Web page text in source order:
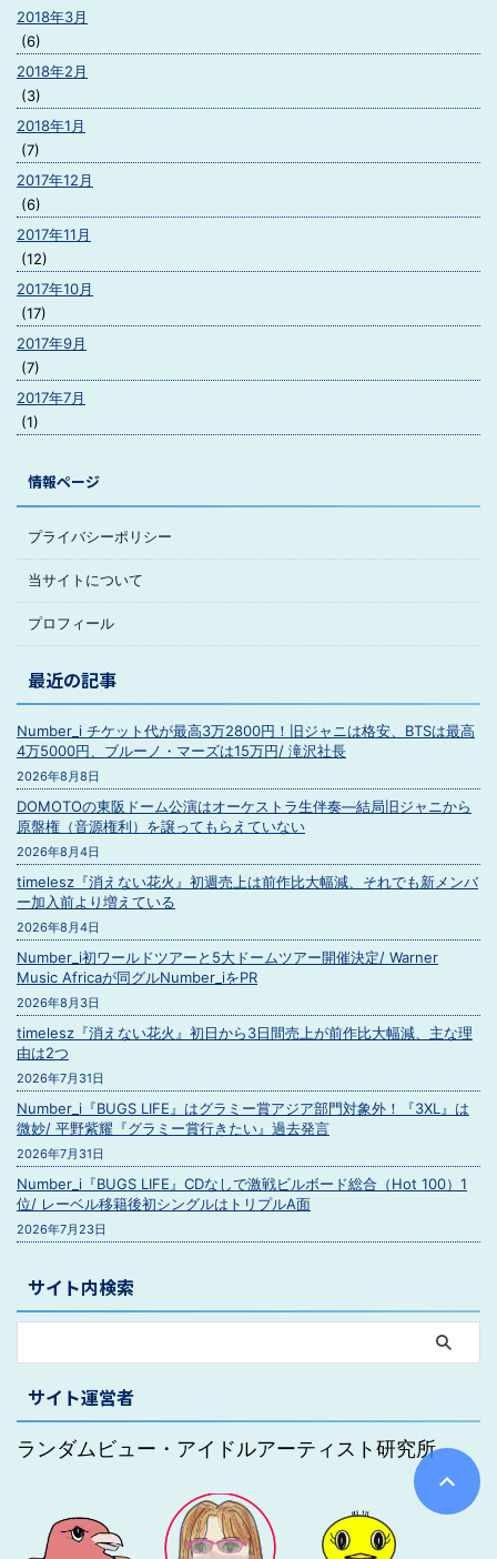
2018年3月
(6)
2018年2月
(3)
2018年1月
(7)
2017年12月
(6)
2017年11月
(12)
2017年10月
(17)
2017年9月
(7)
2017年7月
(1)
情報ページ
プライバシーポリシー
当サイトについて
プロフィール
最近の記事
Number_i チケット代が最高3万2800円！旧ジャニは格安、BTSは最高
4万5000円、ブルーノ・マーズは15万円/ 滝沢社長
2026年8月8日
DOMOTOの東阪ドーム公演はオーケストラ生伴奏―結局旧ジャニから
原盤権（音源権利）を譲ってもらえていない
2026年8月4日
timelesz『消えない花火』初週売上は前作比大幅減、それでも新メンバ
ー加入前より増えている
2026年8月4日
Number_i初ワールドツアーと5大ドームツアー開催決定/ Warner
Music Africaが同グルNumber_iをPR
2026年8月3日
timelesz『消えない花火』初日から3日間売上が前作比大幅減、主な理
由は2つ
2026年7月31日
Number_i『BUGS LIFE』はグラミー賞アジア部門対象外！『3XL』は
微妙/ 平野紫耀『グラミー賞行きたい』過去発言
2026年7月31日
Number_i『BUGS LIFE』CDなしで激戦ビルボード総合（Hot 100）1
位/ レーベル移籍後初シングルはトリプルA面
2026年7月23日
サイト内検索
サイト運営者
ランダムビュー・アイドルアーティスト研究所